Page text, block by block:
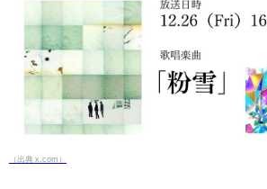
（出典 x.com）